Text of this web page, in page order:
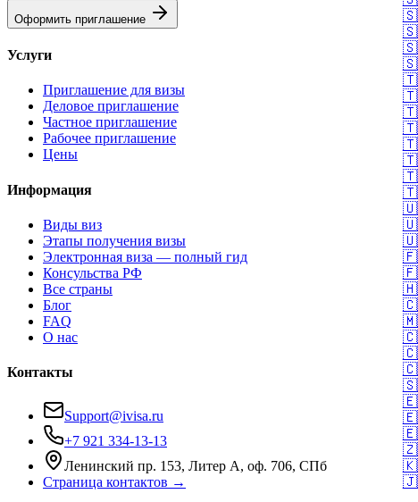
Оформить приглашение
Услуги
Приглашение для визы
Деловое приглашение
Частное приглашение
Рабочее приглашение
Цены
Информация
Виды виз
Этапы получения визы
Электронная виза — полный гид
Консульства РФ
Все страны
Блог
FAQ
О нас
Контакты
Support@ivisa.ru
+7 921 334-13-13
Ленинский пр. 153, Литер А, оф. 706, СПб
Страница контактов →